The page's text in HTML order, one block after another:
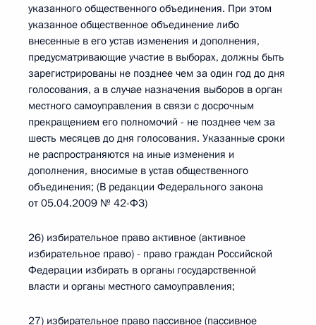
указанного общественного объединения. При этом
указанное общественное объединение либо
внесенные в его устав изменения и дополнения,
предусматривающие участие в выборах, должны быть
зарегистрированы не позднее чем за один год до дня
голосования, а в случае назначения выборов в орган
местного самоуправления в связи с досрочным
прекращением его полномочий - не позднее чем за
шесть месяцев до дня голосования. Указанные сроки
не распространяются на иные изменения и
дополнения, вносимые в устав общественного
объединения; (В редакции Федерального закона
от 05.04.2009 № 42-ФЗ)
26) избирательное право активное (активное
избирательное право) - право граждан Российской
Федерации избирать в органы государственной
власти и органы местного самоуправления;
27) избирательное право пассивное (пассивное